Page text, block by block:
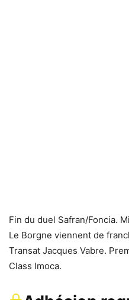
Fin du duel Safran/Foncia.
Le Borgne viennent de
Transat Jacques Vabre.
Class Imoca.